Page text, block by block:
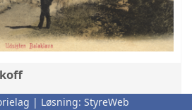
og Malakoff, Krimkrigen og
| Løsning: StyreWeb